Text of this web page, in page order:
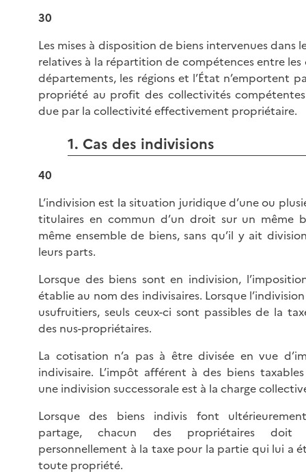
30
Les mises à disposition de biens intervenues dans
relatives à la répartition de compétences entre les
départements, les régions et l’État n’emportent
propriété au profit des collectivités
due par la collectivité effectivement propriétaire.
1. Cas des indivisions
40
L’indivision est la situation juridique d’une ou
titulaires en commun d’un droit sur un même
même ensemble de biens, sans qu’il y ait
leurs parts.
Lorsque des biens sont en indivision,
établie au nom des indivisaires. Lorsque
usufruitiers, seuls ceux-ci sont passibles de la
des nus-propriétaires.
La cotisation n’a pas à être divisée en vue
indivisaire. L’impôt afférent à des biens
une indivision successorale est à la charge
Lorsque des biens indivis font
partage, chacun des propriétaires doit
personnellement à la taxe pour la partie qui lui a
toute propriété.